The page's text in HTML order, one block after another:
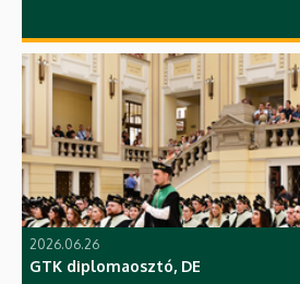
2026.06.26
GTK diplomaosztó, DE